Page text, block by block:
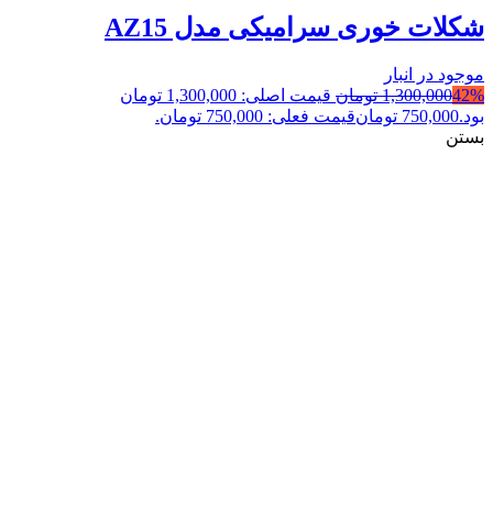
شکلات خوری سرامیکی مدل AZ15
موجود در انبار
42%
1,300,000 تومان
قیمت اصلی: 1,300,000 تومان
بود.750,000 تومانقیمت فعلی: 750,000 تومان.
بستن